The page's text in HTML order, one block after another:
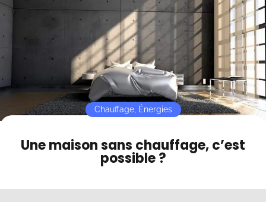
Contact
Une maison sans chauffage, c’est
possible ?
Chauffage, Énergies